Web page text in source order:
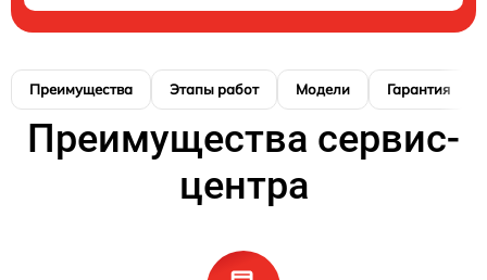
Преимущества Этапы работ Модели Гарантия
Преимущества сервис-
центра